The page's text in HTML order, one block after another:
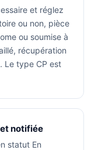
et réglez
ou non, pièce
ou soumise à
récupération
Le type CP est
notifiée
statut En